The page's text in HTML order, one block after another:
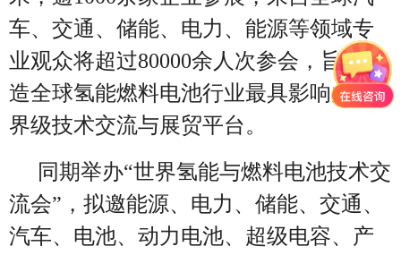
车、交通、储能、电力、能源等领域专
业观众将超过80000余人次参会，旨在打
造全球氢能燃料电池行业最具影响力世
界级技术交流与展贸平台。
同期举办“世界氢能与燃料电池技术交
流会”，拟邀能源、电力、储能、交通、
汽车、电池、动力电池、超级电容、产